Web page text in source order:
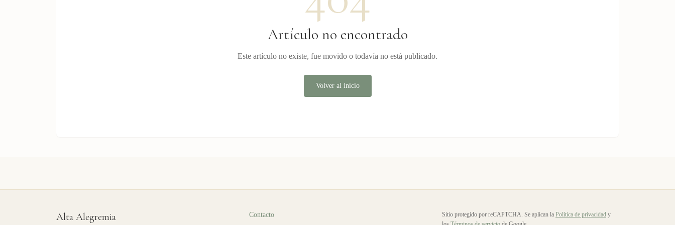
Artículo no encontrado
Este artículo no existe, fue movido o todavía no está publicado.
Volver al inicio
Alta Alegremia Contacto Sitio protegido por reCAPTCHA. Se aplican la Política de privacidad y